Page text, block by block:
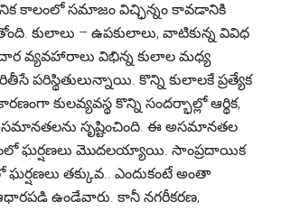
కాలంలో సమాజం విచ్ఛిన్నం కావడానికి
కులాలు – ఉపకులాలు, వాటికున్న వివిధ
వ్యవహారాలు విభిన్న కులాల మధ్య
పరిస్థితులున్నాయి. కొన్ని కులాలకే ప్రత్యేక
కులవ్యవస్థ కొన్ని సందర్భాల్లో ఆర్థిక,
సృష్టించింది. ఈ అసమానతల
ఘర్షణలు మొదలయ్యాయి. సాంప్రదాయిక
ఘర్షణలు తక్కువ.. ఎందుకంటే అంతా
ఉండేవారు. కానీ నగరీకరణ,